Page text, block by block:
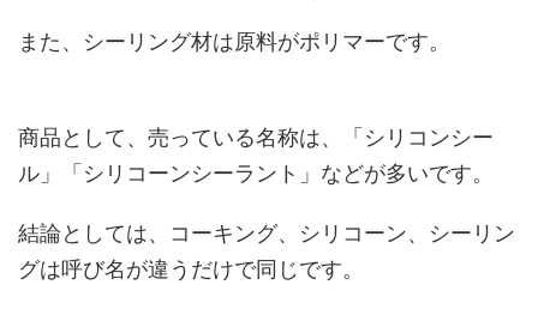
また、シーリング材は原料がポリマーです。
商品として、売っている名称は、「シリコンシー
ル」「シリコーンシーラント」などが多いです。
結論としては、コーキング、シリコーン、シーリン
グは呼び名が違うだけで同じです。